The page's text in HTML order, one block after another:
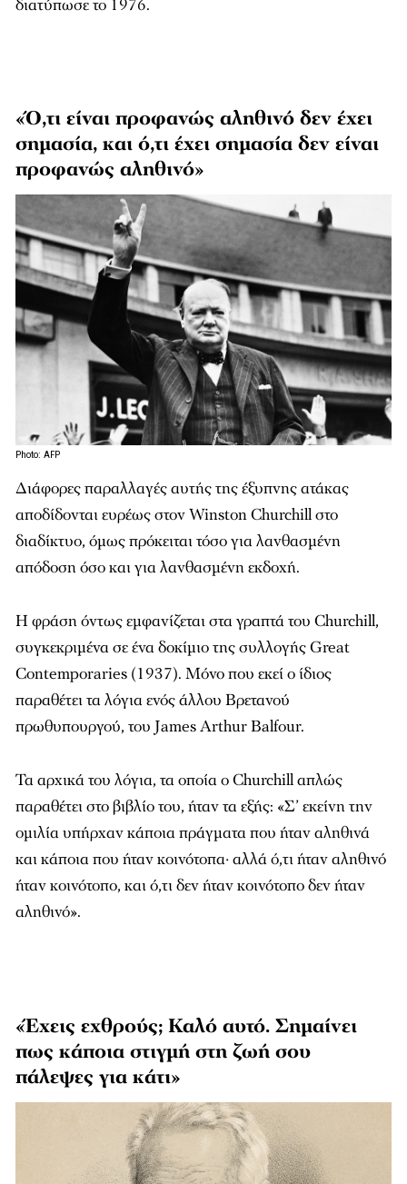
διατύπωσε το 1976.
«Ό,τι είναι προφανώς αληθινό δεν έχει
σημασία, και ό,τι έχει σημασία δεν είναι
προφανώς αληθινό»
Photo: AFP
Διάφορες παραλλαγές αυτής της έξυπνης ατάκας
αποδίδονται ευρέως στον Winston Churchill στο
διαδίκτυο, όμως πρόκειται τόσο για λανθασμένη
απόδοση όσο και για λανθασμένη εκδοχή.
Η φράση όντως εμφανίζεται στα γραπτά του Churchill,
συγκεκριμένα σε ένα δοκίμιο της συλλογής Great
Contemporaries (1937). Μόνο που εκεί ο ίδιος
παραθέτει τα λόγια ενός άλλου Βρετανού
πρωθυπουργού, του James Arthur Balfour.
Τα αρχικά του λόγια, τα οποία ο Churchill απλώς
παραθέτει στο βιβλίο του, ήταν τα εξής: «Σ’ εκείνη την
ομιλία υπήρχαν κάποια πράγματα που ήταν αληθινά
και κάποια που ήταν κοινότοπα· αλλά ό,τι ήταν αληθινό
ήταν κοινότοπο, και ό,τι δεν ήταν κοινότοπο δεν ήταν
αληθινό».
«Έχεις εχθρούς; Καλό αυτό. Σημαίνει
πως κάποια στιγμή στη ζωή σου
πάλεψες για κάτι»